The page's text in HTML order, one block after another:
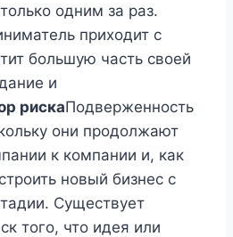
одним за раз.
приходит с
большую часть своей
и
рискаПодверженность
они продолжают
к компании и, как
новый бизнес с
Существует
того, что идея или